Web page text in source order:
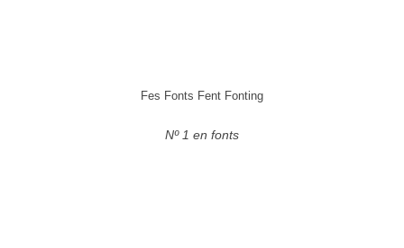
Fes Fonts Fent Fonting
Nº 1 en fonts